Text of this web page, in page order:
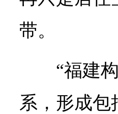
带。
“福建
系，形成包